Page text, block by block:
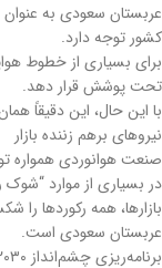
کشور توجه دارد.
برای بسیاری از خطوط
تحت پوشش قرار دهد.
با این حال، این دقیقاً همان چیزی
نیروهای برهم زننده بازار
صنعت هوانوردی همواره
عربستان سعودی است.